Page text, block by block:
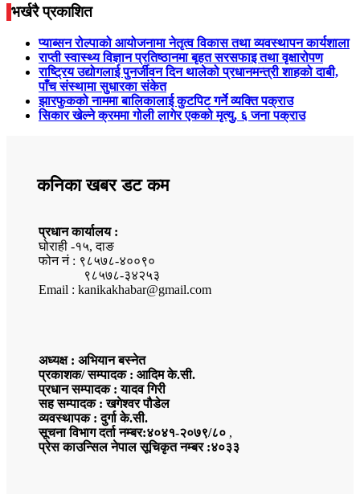
भर्खरै प्रकाशित
प्याब्सन रोल्पाको आयोजनामा नेतृत्व विकास तथा व्यवस्थापन कार्यशाला
राप्ती स्वास्थ्य विज्ञान प्रतिष्ठानमा बृहत सरसफाइ तथा वृक्षारोपण
राष्ट्रिय उद्योगलाई पुनर्जीवन दिन थालेको प्रधानमन्त्री शाहको दाबी,
पाँच संस्थामा सुधारका संकेत
झारफुकको नाममा बालिकालाई कुटपिट गर्ने व्यक्ति पक्राउ
सिकार खेल्ने क्रममा गोली लागेर एकको मृत्यु, ६ जना पक्राउ
कनिका खबर डट कम
प्रधान कार्यालय :
घोराही -१५, दाङ
फोन नं : ९८५७८-४००९०
९८५७८-३४२५३
Email : kanikakhabar@gmail.com
अध्यक्ष : अभियान बस्नेत
प्रकाशक/ सम्पादक : आदिम के.सी.
प्रधान सम्पादक : यादव गिरी
सह सम्पादक : खगेश्वर पौडेल
व्यवस्थापक : दुर्गा के.सी.
सूचना विभाग दर्ता नम्बर:४०४१-२०७९/८० ,
प्रेस काउन्सिल नेपाल सूचिकृत नम्बर :४०३३